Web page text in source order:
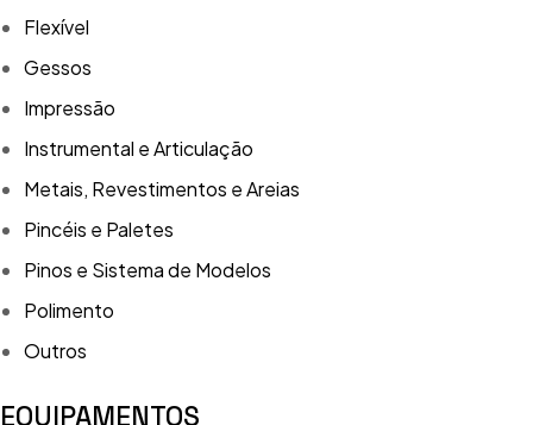
Flexível
Gessos
Impressão
Instrumental e Articulação
Metais, Revestimentos e Areias
Pincéis e Paletes
Pinos e Sistema de Modelos
Polimento
Outros
EQUIPAMENTOS